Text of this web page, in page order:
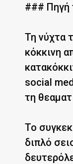
### Πηγή
Τη νύχτα
κόκκινη
social
τη
Το
διπλό